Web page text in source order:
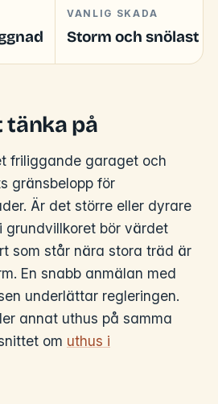
VANLIG SKADA
Storm och snölast
på
friliggande garaget och
gränsbelopp för
Är det större eller dyrare
grundvillkoret bör värdet
som står nära stora träd är
En snabb anmälan med
underlättar regleringen.
annat uthus på samma
om uthus i